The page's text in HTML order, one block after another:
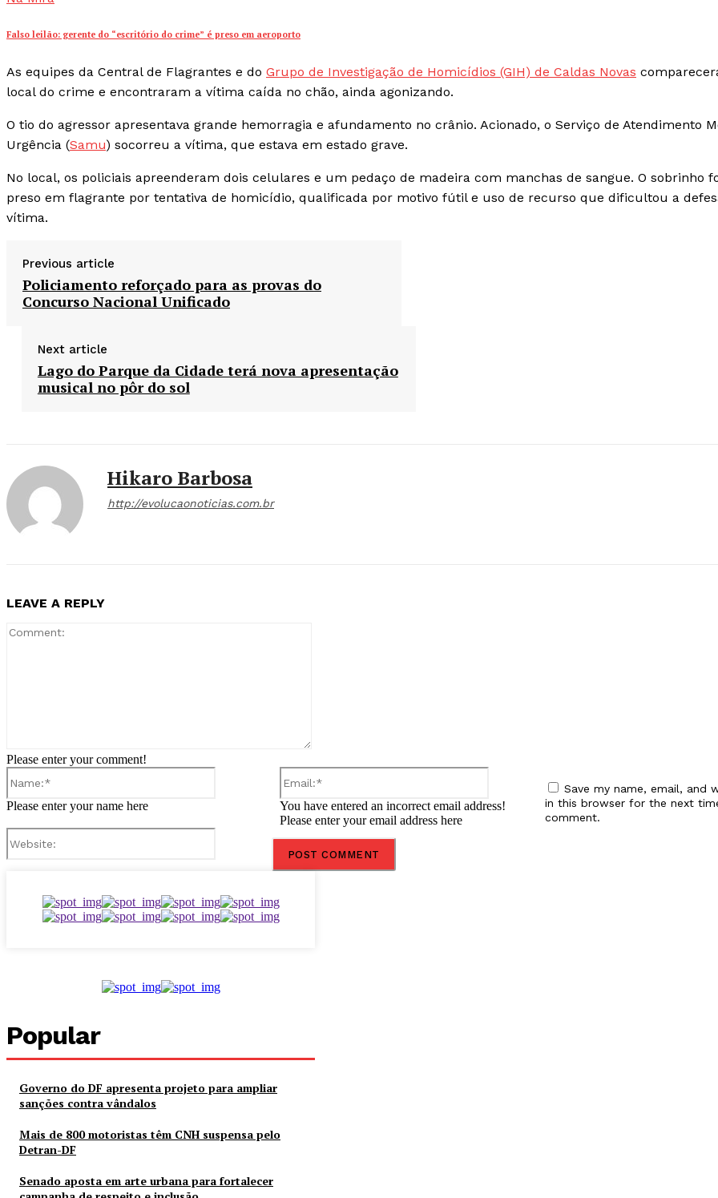
Falso leilão: gerente do “escritório do crime” é preso em aeroporto
As equipes da Central de Flagrantes e do Grupo de Investigação de Homicídios (GIH) de Caldas Novas
local do crime e encontraram a vítima caída no chão, ainda agonizando.
O tio do agressor apresentava grande hemorragia e afundamento no crânio. Acionado, o Serviço de Atendimento
Urgência (Samu) socorreu a vítima, que estava em estado grave.
No local, os policiais apreenderam dois celulares e um pedaço de madeira com manchas de sangue. O sobrinho
preso em flagrante por tentativa de homicídio, qualificada por motivo fútil e uso de recurso que dificultou a
vítima.
Previous article
Policiamento reforçado para as provas do
Concurso Nacional Unificado
Next article
Lago do Parque da Cidade terá nova apresentação
musical no pôr do sol
Hikaro Barbosa
http://evolucaonoticias.com.br
LEAVE A REPLY
Please enter your comment!
Please enter your name here
Email:*
You have entered an incorrect email address!
Please enter your email address here
Save my name, email, and
in this browser for the next
comment.
Popular
Governo do DF apresenta projeto para ampliar
sanções contra vândalos
Mais de 800 motoristas têm CNH suspensa pelo
Detran-DF
Senado aposta em arte urbana para fortalecer